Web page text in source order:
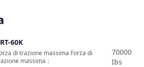
60K
70000
Ibs
di trazione massima Forza di
massima ：